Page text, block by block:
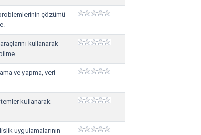
çözümü
kullanarak
ve yapma, veri
kullanarak
uygulamalarının